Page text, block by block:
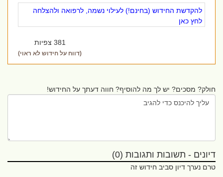
להקדשת החידוש (בחינם!) לעילוי נשמה, לרפואה ולהצלחה
לחץ כאן
381 צפיות
(דווח על חידוש לא ראוי)
חולק? מסכים? יש לך מה להוסיף? חווה דעתך על החידוש!
דיונים - תשובות ותגובות (0)
טרם נערך דיון סביב חידוש זה